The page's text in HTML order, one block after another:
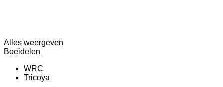
Alles weergeven
Boeidelen
WRC
Tricoya